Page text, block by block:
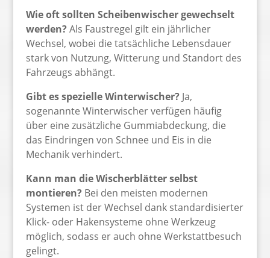
Wie oft sollten Scheibenwischer gewechselt
werden?Als Faustregel gilt ein jährlicher
Wechsel, wobei die tatsächliche Lebensdauer
stark von Nutzung, Witterung und Standort des
Fahrzeugs abhängt.
Gibt es spezielle Winterwischer?Ja,
sogenannte Winterwischer verfügen häufig
über eine zusätzliche Gummiabdeckung, die
das Eindringen von Schnee und Eis in die
Mechanik verhindert.
Kann man die Wischerblätter selbst
montieren?Bei den meisten modernen
Systemen ist der Wechsel dank standardisierter
Klick- oder Hakensysteme ohne Werkzeug
möglich, sodass er auch ohne Werkstattbesuch
gelingt.